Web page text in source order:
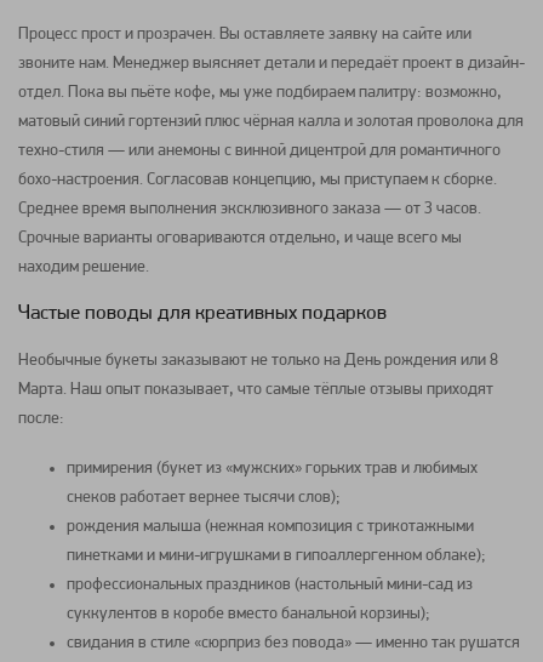
Процесс прост и прозрачен. Вы оставляете заявку на сайте или
звоните нам. Менеджер выясняет детали и передаёт проект в дизайн-
отдел. Пока вы пьёте кофе, мы уже подбираем палитру: возможно,
матовый синий гортензий плюс чёрная калла и золотая проволока для
техно-стиля — или анемоны с винной дицентрой для романтичного
бохо-настроения. Согласовав концепцию, мы приступаем к сборке.
Среднее время выполнения эксклюзивного заказа — от 3 часов.
Срочные варианты оговариваются отдельно, и чаще всего мы
находим решение.
Частые поводы для креативных подарков
Необычные букеты заказывают не только на День рождения или 8
Марта. Наш опыт показывает, что самые тёплые отзывы приходят
после:
примирения (букет из «мужских» горьких трав и любимых
снеков работает вернее тысячи слов);
рождения малыша (нежная композиция с трикотажными
пинетками и мини-игрушками в гипоаллергенном облаке);
профессиональных праздников (настольный мини-сад из
суккулентов в коробе вместо банальной корзины);
свидания в стиле «сюрприз без повода» — именно так рушатся